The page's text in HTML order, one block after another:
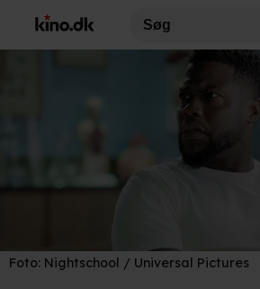
Foto: Nightschool / Universal Pictures